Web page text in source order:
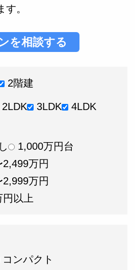
。
を相談する
2階建
2LDK 3LDK
4LDK
1,000万円台
2,499万円
2,999万円
円以上
コンパクト